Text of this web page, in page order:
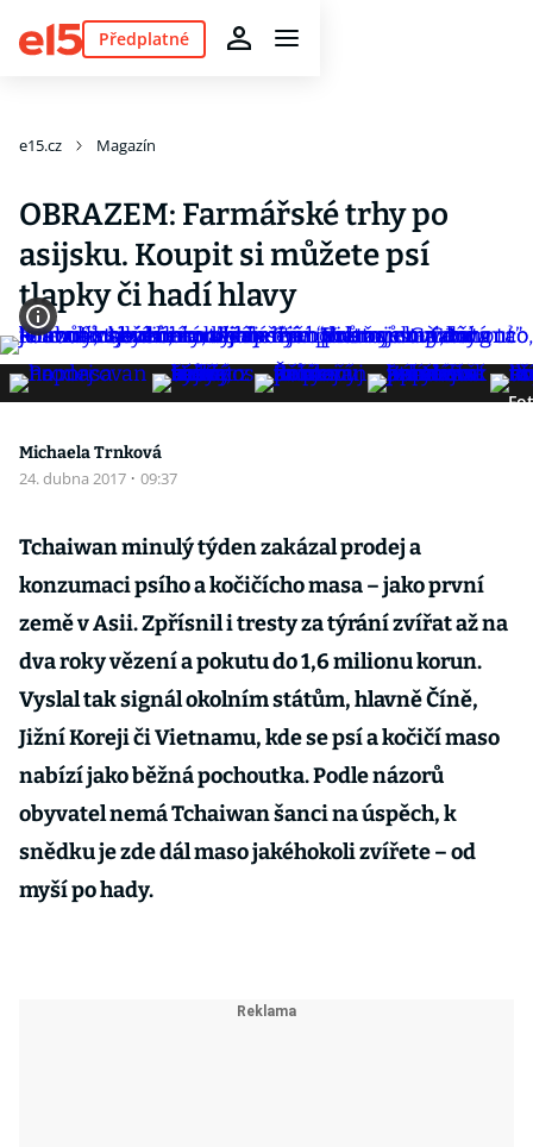
Předplatné
e15.cz Magazín
OBRAZEM: Farmářské trhy po
asijsku. Koupit si můžete psí
tlapky či hadí hlavy
Michaela Trnková
24. dubna 2017 · 09:37
Tchaiwan minulý týden zakázal prodej a
konzumaci psího a kočičícho masa – jako první
země v Asii. Zpřísnil i tresty za týrání zvířat až na
dva roky vězení a pokutu do 1,6 milionu korun.
Vyslal tak signál okolním státům, hlavně Číně,
Jižní Koreji či Vietnamu, kde se psí a kočičí maso
nabízí jako běžná pochoutka. Podle názorů
obyvatel nemá Tchaiwan šanci na úspěch, k
snědku je zde dál maso jakéhokoli zvířete – od
myší po hady.